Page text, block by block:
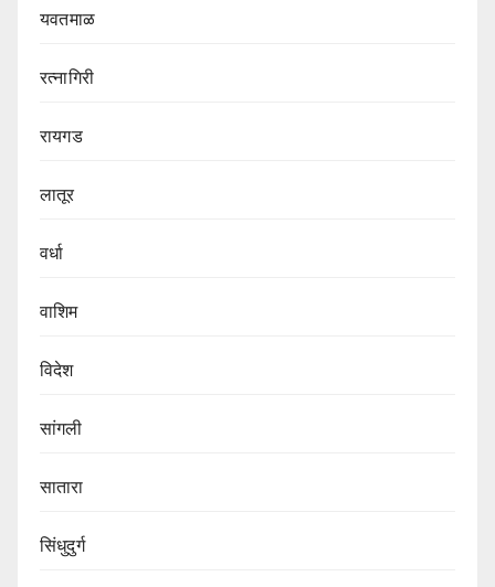
यवतमाळ
रत्नागिरी
रायगड
लातूर
वर्धा
वाशिम
विदेश
सांगली
सातारा
सिंधुदुर्ग